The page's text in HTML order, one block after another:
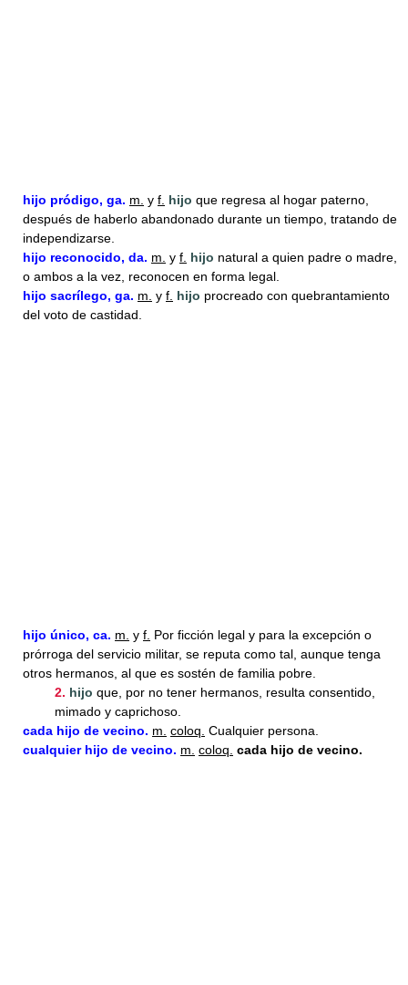
hijo pródigo, ga. m. y f. hijo que regresa al hogar paterno,
después de haberlo abandonado durante un tiempo, tratando de
independizarse.
hijo reconocido, da. m. y f. hijo natural a quien padre o madre,
o ambos a la vez, reconocen en forma legal.
hijo sacrílego, ga. m. y f. hijo procreado con quebrantamiento
del voto de castidad.
hijo único, ca. m. y f. Por ficción legal y para la excepción o
prórroga del servicio militar, se reputa como tal, aunque tenga
otros hermanos, al que es sostén de familia pobre.
2. hijo que, por no tener hermanos, resulta consentido,
mimado y caprichoso.
cada hijo de vecino. m. coloq. Cualquier persona.
cualquier hijo de vecino. m. coloq. cada hijo de vecino.